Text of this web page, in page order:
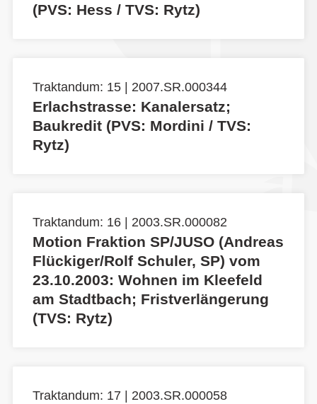
(PVS: Hess / TVS: Rytz)
Traktandum: 15 | 2007.SR.000344
Erlachstrasse: Kanalersatz;
Baukredit (PVS: Mordini / TVS:
Rytz)
Traktandum: 16 | 2003.SR.000082
Motion Fraktion SP/JUSO (Andreas
Flückiger/Rolf Schuler, SP) vom
23.10.2003: Wohnen im Kleefeld
am Stadtbach; Fristverlängerung
(TVS: Rytz)
Traktandum: 17 | 2003.SR.000058